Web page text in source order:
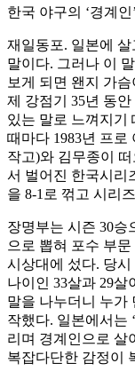
한국 야구의 ‘경계
재일동포. 일본에
말이다. 그러나 이
보게 되면 왠지 가
제 강점기 35년 동
있는 말로 느껴지기
때마다 1983년 프로
작고)와 김무종이
서 벌어진 한국시리
을 8-1로 꺾고 시리
장명부는 시즌 30승
으로 뽑혀 포수 부
시상대에 섰다. 당
나이인 33살과 29살
말을 나누더니 누가
작했다. 일본에서는
리며 경계인으로 살
복잡다단한 감정이